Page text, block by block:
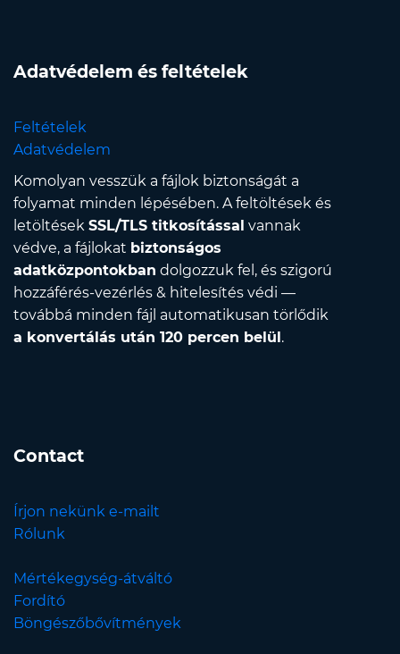
Adatvédelem és feltételek
Feltételek
Adatvédelem
Komolyan vesszük a fájlok biztonságát a
folyamat minden lépésében. A feltöltések és
letöltések SSL/TLS titkosítással vannak
védve, a fájlokat biztonságos
adatközpontokban dolgozzuk fel, és szigorú
hozzáférés-vezérlés & hitelesítés védi —
továbbá minden fájl automatikusan törlődik
a konvertálás után 120 percen belül .
Contact
Írjon nekünk e-mailt
Rólunk
Mértékegység-átváltó
Fordító
Böngészőbővítmények